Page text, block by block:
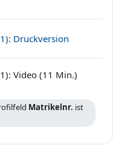
Druckversion
Video (11 Min.)
Matrikelnr. ist